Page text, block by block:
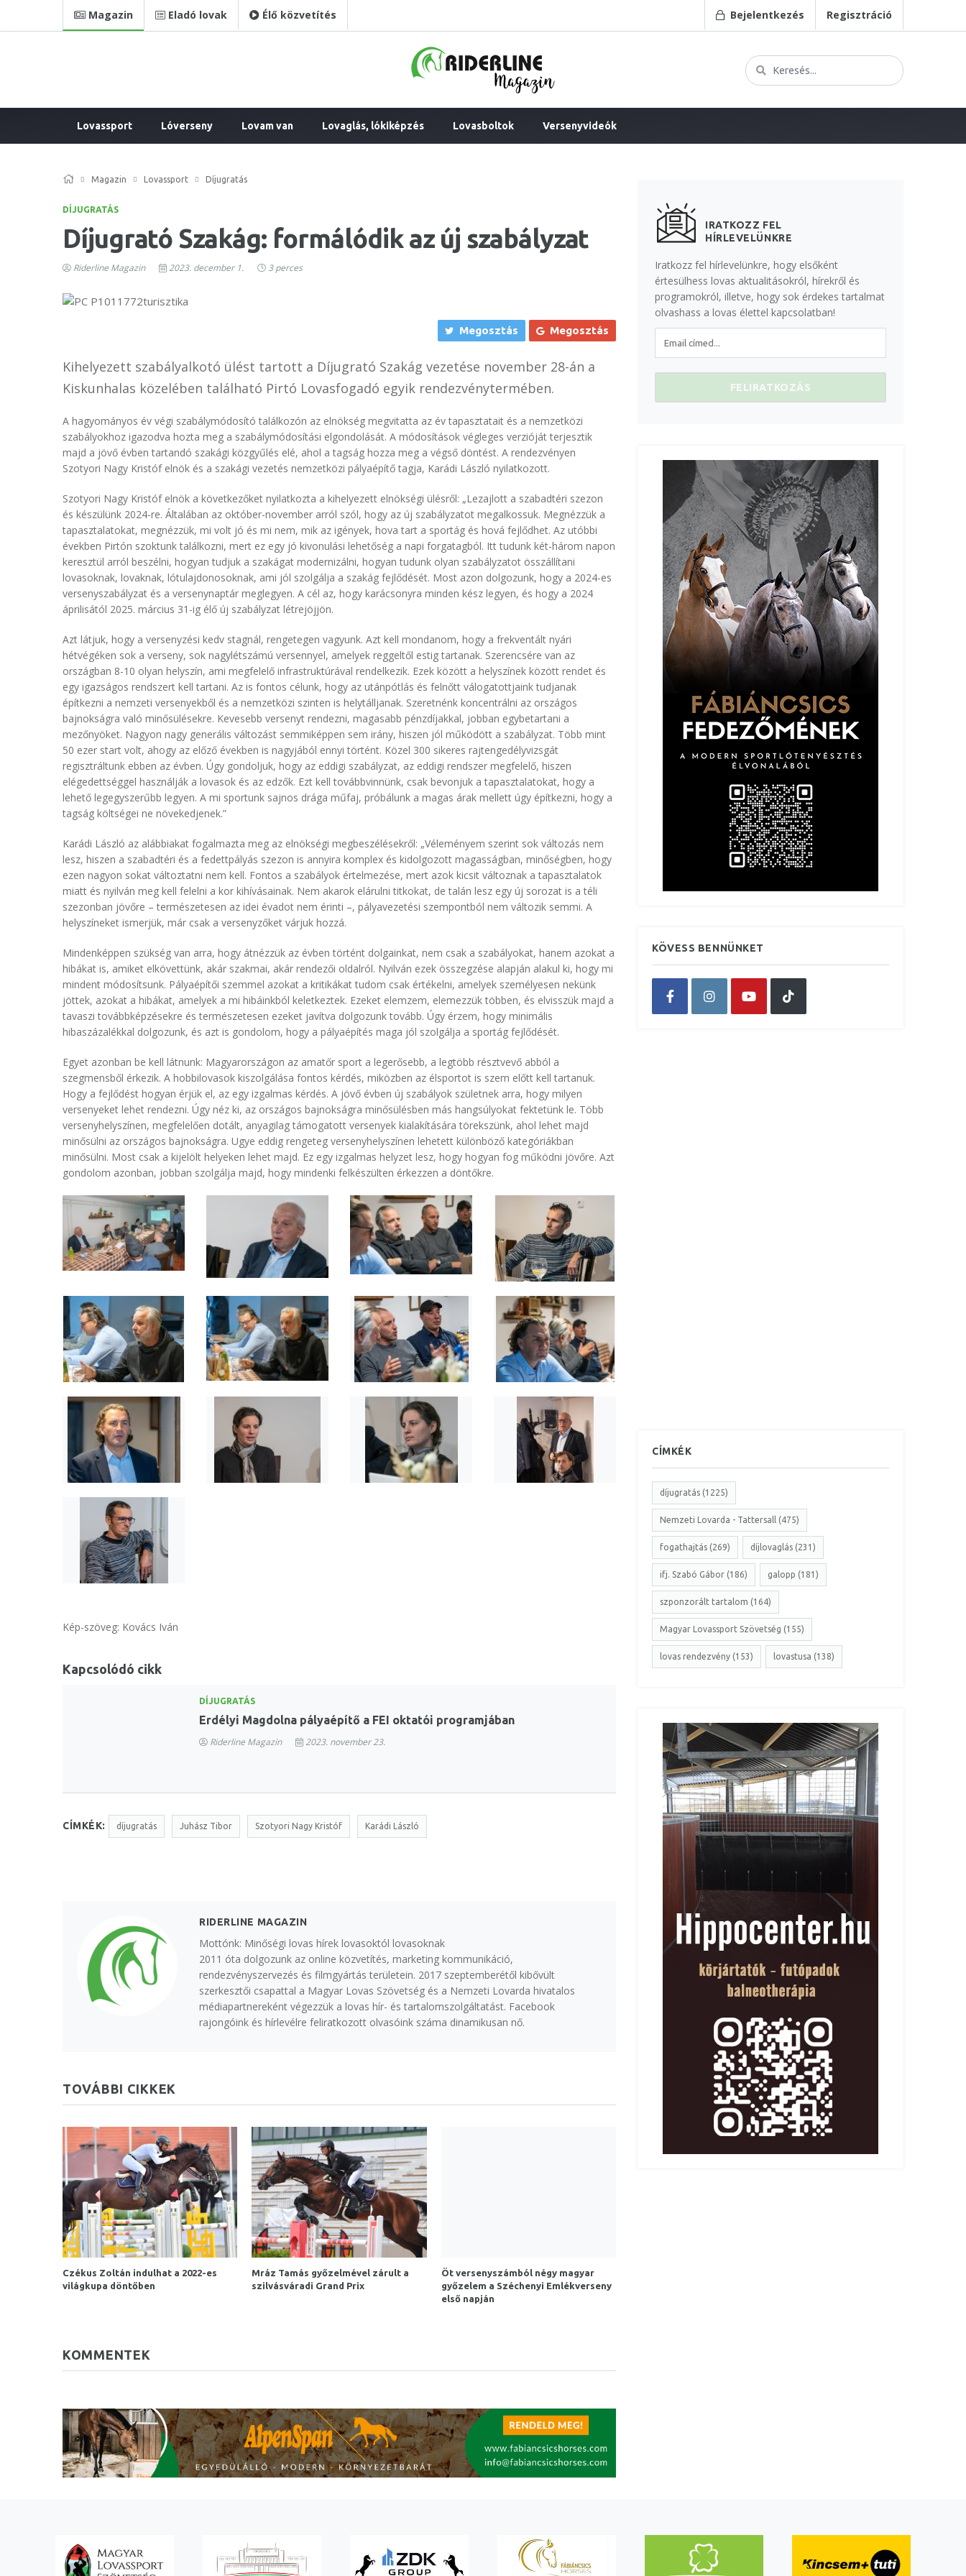
Magazin Eladó lovak Élő közvetítés Bejelentkezés Regisztráció
Lovassport Lóverseny Lovam van Lovaglás, lókiképzés Lovasboltok Versenyvideók
Magazin Lovassport Díjugratás
DÍJUGRATÁS
Díjugrató Szakág: formálódik az új szabályzat
Riderline Magazin 2023. december 1. 3 perces
Megosztás Megosztás
Kihelyezett szabályalkotó ülést tartott a Díjugrató Szakág vezetése november 28-án a
Kiskunhalas közelében található Pirtó Lovasfogadó egyik rendezvénytermében.
A hagyományos év végi szabálymódosító találkozón az elnökség megvitatta az év tapasztatait és a nemzetközi
szabályokhoz igazodva hozta meg a szabálymódosítási elgondolását. A módosítások végleges verzióját terjesztik
majd a jövő évben tartandó szakági közgyűlés elé, ahol a tagság hozza meg a végső döntést. A rendezvényen
Szotyori Nagy Kristóf elnök és a szakági vezetés nemzetközi pályaépítő tagja, Karádi László nyilatkozott.
Szotyori Nagy Kristóf elnök a következőket nyilatkozta a kihelyezett elnökségi ülésről: „Lezajlott a szabadtéri szezon
és készülünk 2024-re. Általában az október-november arról szól, hogy az új szabályzatot megalkossuk. Megnézzük a
tapasztalatokat, megnézzük, mi volt jó és mi nem, mik az igények, hova tart a sportág és hová fejlődhet. Az utóbbi
években Pirtón szoktunk találkozni, mert ez egy jó kivonulási lehetőség a napi forgatagból. Itt tudunk két-három napon
keresztül arról beszélni, hogyan tudjuk a szakágat modernizálni, hogyan tudunk olyan szabályzatot összállítani
lovasoknak, lovaknak, lótulajdonosoknak, ami jól szolgálja a szakág fejlődését. Most azon dolgozunk, hogy a 2024-es
versenyszabályzat és a versenynaptár meglegyen. A cél az, hogy karácsonyra minden kész legyen, és hogy a 2024
áprilisától 2025. március 31-ig élő új szabályzat létrejöjjön.
Azt látjuk, hogy a versenyzési kedv stagnál, rengetegen vagyunk. Azt kell mondanom, hogy a frekventált nyári
hétvégéken sok a verseny, sok nagylétszámú versennyel, amelyek reggeltől estig tartanak. Szerencsére van az
országban 8-10 olyan helyszín, ami megfelelő infrastruktúrával rendelkezik. Ezek között a helyszínek között rendet és
egy igazságos rendszert kell tartani. Az is fontos célunk, hogy az utánpótlás és felnőtt válogatottjaink tudjanak
építkezni a nemzeti versenyekből és a nemzetközi szinten is helytálljanak. Szeretnénk koncentrálni az országos
bajnokságra való minősülésekre. Kevesebb versenyt rendezni, magasabb pénzdíjakkal, jobban egybetartani a
mezőnyöket. Nagyon nagy generális változást semmiképpen sem irány, hiszen jól működött a szabályzat. Több mint
50 ezer start volt, ahogy az előző években is nagyjából ennyi történt. Közel 300 sikeres rajtengedélyvizsgát
regisztráltunk ebben az évben. Úgy gondoljuk, hogy az eddigi szabályzat, az eddigi rendszer megfelelő, hiszen
elégedettséggel használják a lovasok és az edzők. Ezt kell továbbvinnünk, csak bevonjuk a tapasztalatokat, hogy a
lehető legegyszerűbb legyen. A mi sportunk sajnos drága műfaj, próbálunk a magas árak mellett úgy építkezni, hogy a
tagság költségei ne növekedjenek.”
Karádi László az alábbiakat fogalmazta meg az elnökségi megbeszélésekről: „Véleményem szerint sok változás nem
lesz, hiszen a szabadtéri és a fedettpályás szezon is annyira komplex és kidolgozott magasságban, minőségben, hogy
ezen nagyon sokat változtatni nem kell. Fontos a szabályok értelmezése, mert azok kicsit változnak a tapasztalatok
miatt és nyilván meg kell felelni a kor kihívásainak. Nem akarok elárulni titkokat, de talán lesz egy új sorozat is a téli
szezonban jövőre – természetesen az idei évadot nem érinti –, pályavezetési szempontból nem változik semmi. A
helyszíneket ismerjük, már csak a versenyzőket várjuk hozzá.
Mindenképpen szükség van arra, hogy átnézzük az évben történt dolgainkat, nem csak a szabályokat, hanem azokat a
hibákat is, amiket elkövettünk, akár szakmai, akár rendezői oldalról. Nyilván ezek összegzése alapján alakul ki, hogy mi
mindent módosítsunk. Pályaépítői szemmel azokat a kritikákat tudom csak értékelni, amelyek személyesen nekünk
jöttek, azokat a hibákat, amelyek a mi hibáinkból keletkeztek. Ezeket elemzem, elemezzük többen, és elvisszük majd a
tavaszi továbbképzésekre és természetesen ezeket javítva dolgozunk tovább. Úgy érzem, hogy minimális
hibaszázalékkal dolgozunk, és azt is gondolom, hogy a pályaépítés maga jól szolgálja a sportág fejlődését.
Egyet azonban be kell látnunk: Magyarországon az amatőr sport a legerősebb, a legtöbb résztvevő abból a
szegmensből érkezik. A hobbilovasok kiszolgálása fontos kérdés, miközben az élsportot is szem előtt kell tartanuk.
Hogy a fejlődést hogyan érjük el, az egy izgalmas kérdés. A jövő évben új szabályok születnek arra, hogy milyen
versenyeket lehet rendezni. Úgy néz ki, az országos bajnokságra minősülésben más hangsúlyokat fektetünk le. Több
versenyhelyszínen, megfelelően dotált, anyagilag támogatott versenyek kialakítására törekszünk, ahol lehet majd
minősülni az országos bajnokságra. Ugye eddig rengeteg versenyhelyszínen lehetett különböző kategóriákban
minősülni. Most csak a kijelölt helyeken lehet majd. Ez egy izgalmas helyzet lesz, hogy hogyan fog működni jövőre. Azt
gondolom azonban, jobban szolgálja majd, hogy mindenki felkészülten érkezzen a döntőkre.
Kép-szöveg: Kovács Iván
Kapcsolódó cikk
DÍJUGRATÁS
Erdélyi Magdolna pályaépítő a FEI oktatói programjában
Riderline Magazin 2023. november 23.
CÍMKÉK: díjugratás Juhász Tibor Szotyori Nagy Kristóf Karádi László
RIDERLINE MAGAZIN
Mottónk: Minőségi lovas hírek lovasoktól lovasoknak
2011 óta dolgozunk az online közvetítés, marketing kommunikáció,
rendezvényszervezés és filmgyártás területein. 2017 szeptemberétől kibővült
szerkesztői csapattal a Magyar Lovas Szövetség és a Nemzeti Lovarda hivatalos
médiapartnereként végezzük a lovas hír- és tartalomszolgáltatást. Facebook
rajongóink és hírlevélre feliratkozott olvasóink száma dinamikusan nő.
TOVÁBBI CIKKEK
Czékus Zoltán indulhat a 2022-es
világkupa döntőben
Mráz Tamás győzelmével zárult a
szilvásváradi Grand Prix
Öt versenyszámból négy magyar
győzelem a Széchenyi Emlékverseny
első napján
KOMMENTEK
IRATKOZZ FEL
HÍRLEVELÜNKRE
Iratkozz fel hírlevelünkre, hogy elsőként
értesülhess lovas aktualitásokról, hírekről és
programokról, illetve, hogy sok érdekes tartalmat
olvashass a lovas élettel kapcsolatban!
KÖVESS BENNÜNKET
CÍMKÉK
díjugratás (1225)
Nemzeti Lovarda - Tattersall (475)
fogathajtás (269) díjlovaglás (231)
ifj. Szabó Gábor (186) galopp (181)
szponzorált tartalom (164)
Magyar Lovassport Szövetség (155)
lovas rendezvény (153) lovastusa (138)